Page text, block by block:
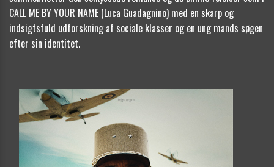
CALL ME BY YOUR NAME (Luca Guadagnino) med en skarp og
indsigtsfuld udforskning af sociale klasser og en ung mands søgen
efter sin identitet.